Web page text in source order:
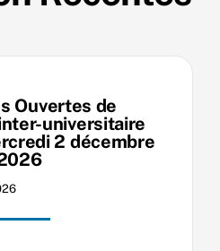
Ouvertes de
universitaire
2 décembre